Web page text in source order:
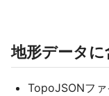
地形データ
TopoJSONファ